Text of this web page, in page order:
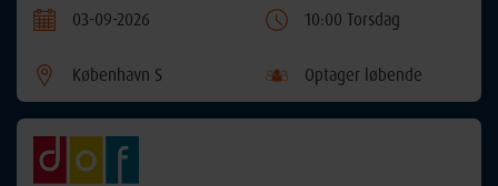
03-09-2026 10:00 Torsdag
København S Optager løbende